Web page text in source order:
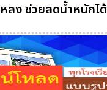
ลง ช่วยลดน้ำหนักไ